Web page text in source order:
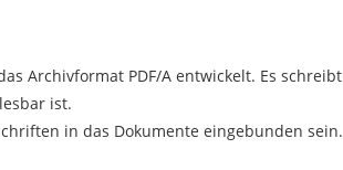
Archivformat PDF/A entwickelt. Es schreibt
ist.
in das Dokumente eingebunden sein.